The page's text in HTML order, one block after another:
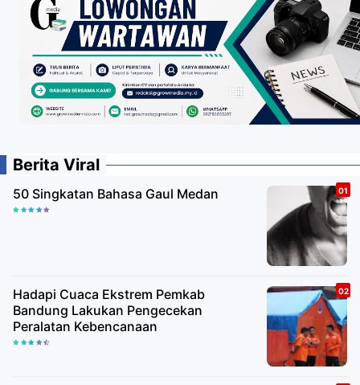
Berita Viral
50 Singkatan Bahasa Gaul Medan
Hadapi Cuaca Ekstrem Pemkab
Bandung Lakukan Pengecekan
Peralatan Kebencanaan